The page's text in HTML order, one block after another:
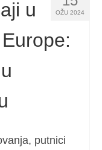
OŽU 2024
u
putnici